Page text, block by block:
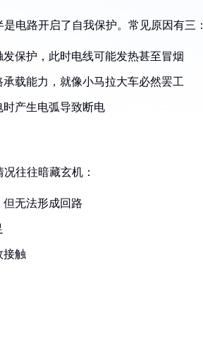
电路开启了自我保护。常见原因有三：
保护，此时电线可能发热甚至冒烟
载能力，就像小马拉大车必然罢工
产生电弧导致断电
往往暗藏玄机：
但无法形成回路
接触